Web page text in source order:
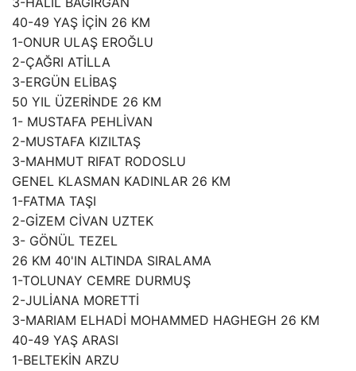
40-49 YAŞ İÇİN 26 KM
1-ONUR ULAŞ EROĞLU
2-ÇAĞRI ATİLLA
3-ERGÜN ELİBAŞ
50 YIL ÜZERİNDE 26 KM
1- MUSTAFA PEHLİVAN
2-MUSTAFA KIZILTAŞ
3-MAHMUT RIFAT RODOSLU
GENEL KLASMAN KADINLAR 26 KM
1-FATMA TAŞI
2-GİZEM CİVAN UZTEK
3- GÖNÜL TEZEL
26 KM 40'IN ALTINDA SIRALAMA
1-TOLUNAY CEMRE DURMUŞ
2-JULİANA MORETTİ
3-MARIAM ELHADİ MOHAMMED HAGHEGH 26 KM
40-49 YAŞ ARASI
1-BELTEKİN ARZU